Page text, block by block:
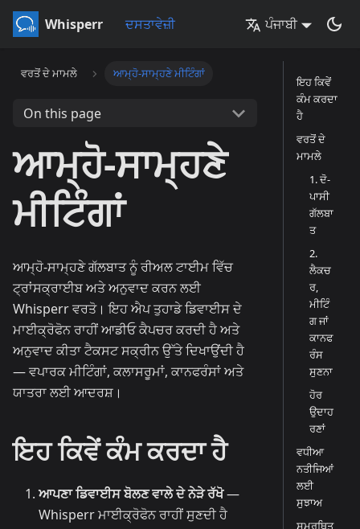
Whisperr ਦਸਤਾਵੇਜ਼ੀ ਪੰਜਾਬੀ
ਵਰਤੋਂ ਦੇ ਮਾਮਲੇ ਆਮ੍ਹੋ-ਸਾਮ੍ਹਣੇ ਮੀਟਿੰਗਾਂ
On this page
ਆਮ੍ਹੋ-ਸਾਮ੍ਹਣੇ
ਮੀਟਿੰਗਾਂ
ਆਮ੍ਹੋ-ਸਾਮ੍ਹਣੇ ਗੱਲਬਾਤ ਨੂੰ ਰੀਅਲ ਟਾਈਮ ਵਿੱਚ
ਟ੍ਰਾਂਸਕ੍ਰਾਈਬ ਅਤੇ ਅਨੁਵਾਦ ਕਰਨ ਲਈ
Whisperr ਵਰਤੋ। ਇਹ ਐਪ ਤੁਹਾਡੇ ਡਿਵਾਈਸ ਦੇ
ਮਾਈਕ੍ਰੋਫੋਨ ਰਾਹੀਂ ਆਡੀਓ ਕੈਪਚਰ ਕਰਦੀ ਹੈ ਅਤੇ
ਅਨੁਵਾਦ ਕੀਤਾ ਟੈਕਸਟ ਸਕ੍ਰੀਨ ਉੱਤੇ ਦਿਖਾਉਂਦੀ ਹੈ
— ਵਪਾਰਕ ਮੀਟਿੰਗਾਂ, ਕਲਾਸਰੂਮਾਂ, ਕਾਨਫਰੰਸਾਂ ਅਤੇ
ਯਾਤਰਾ ਲਈ ਆਦਰਸ਼।
ਇਹ ਕਿਵੇਂ ਕੰਮ ਕਰਦਾ ਹੈ
ਆਪਣਾ ਡਿਵਾਈਸ ਬੋਲਣ ਵਾਲੇ ਦੇ ਨੇੜੇ ਰੱਖੋ—
Whisperr ਮਾਈਕ੍ਰੋਫੋਨ ਰਾਹੀਂ ਸੁਣਦੀ ਹੈ
ਇਹ ਕਿਵੇਂ
ਕੰਮ ਕਰਦਾ
ਹੈ
ਵਰਤੋਂ ਦੇ
ਮਾਮਲੇ
1. ਦੋ-
ਪਾਸੀ
ਗੱਲਬਾ
ਤ
2.
ਲੈਕਚ
ਰ,
ਮੀਟਿੰ
ਗ ਜਾਂ
ਕਾਨਫ
ਰੰਸ
ਸੁਣਨਾ
ਹੋਰ
ਉਦਾਹ
ਰਣਾਂ
ਵਧੀਆ
ਨਤੀਜਿਆਂ
ਲਈ
ਸੁਝਾਅ
ਸਮਰਥਿਤ